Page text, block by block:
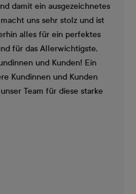
damit ein ausgezeichnetes
uns sehr stolz und ist
alles für ein perfektes
für das Allerwichtigste,
und Kunden! Ein
Kundinnen und Kunden
Team für diese starke